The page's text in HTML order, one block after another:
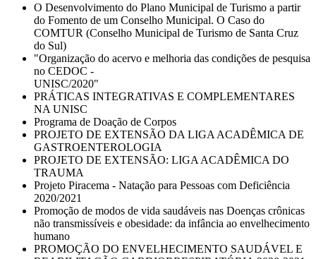
O Desenvolvimento do Plano Municipal de Turismo a partir
do Fomento de um Conselho Municipal. O Caso do
COMTUR (Conselho Municipal de Turismo de Santa Cruz
do Sul)
"Organização do acervo e melhoria das condições de pesquisa
no CEDOC -
UNISC/2020"
PRÁTICAS INTEGRATIVAS E COMPLEMENTARES
NA UNISC
Programa de Doação de Corpos
PROJETO DE EXTENSÃO DA LIGA ACADÊMICA DE
GASTROENTEROLOGIA
PROJETO DE EXTENSÃO: LIGA ACADÊMICA DO
TRAUMA
Projeto Piracema - Natação para Pessoas com Deficiência
2020/2021
Promoção de modos de vida saudáveis nas Doenças crônicas
não transmissíveis e obesidade: da infância ao envelhecimento
humano
PROMOÇÃO DO ENVELHECIMENTO SAUDÁVEL E